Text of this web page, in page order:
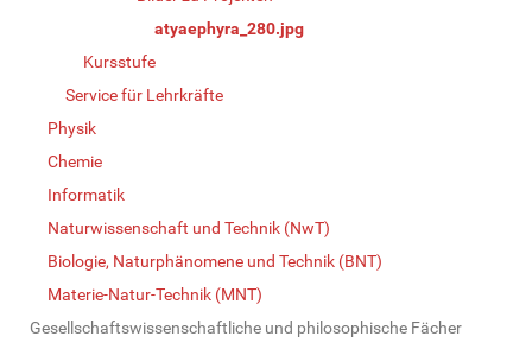
atyaephyra_280.jpg
Kursstufe
Service für Lehrkräfte
Physik
Chemie
Informatik
Naturwissenschaft und Technik (NwT)
Biologie, Naturphänomene und Technik (BNT)
Materie-Natur-Technik (MNT)
Gesellschaftswissenschaftliche und philosophische Fächer